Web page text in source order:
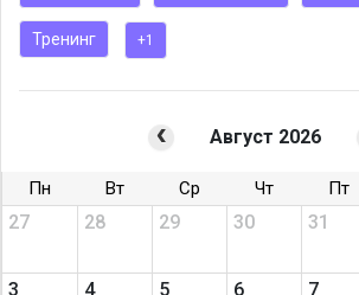
Тренинг +1
Август 2026
Пн Вт Ср Чт Пт
27 28 29 30 31
3 4 5 6 7